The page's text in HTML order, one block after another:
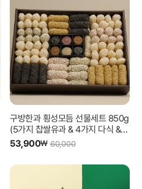
구방한과 횡성모듬 선물세트 850g
(5가지 찹쌀유과 & 4가지 다식 &
보자기 포장)
53,900₩ 60,000